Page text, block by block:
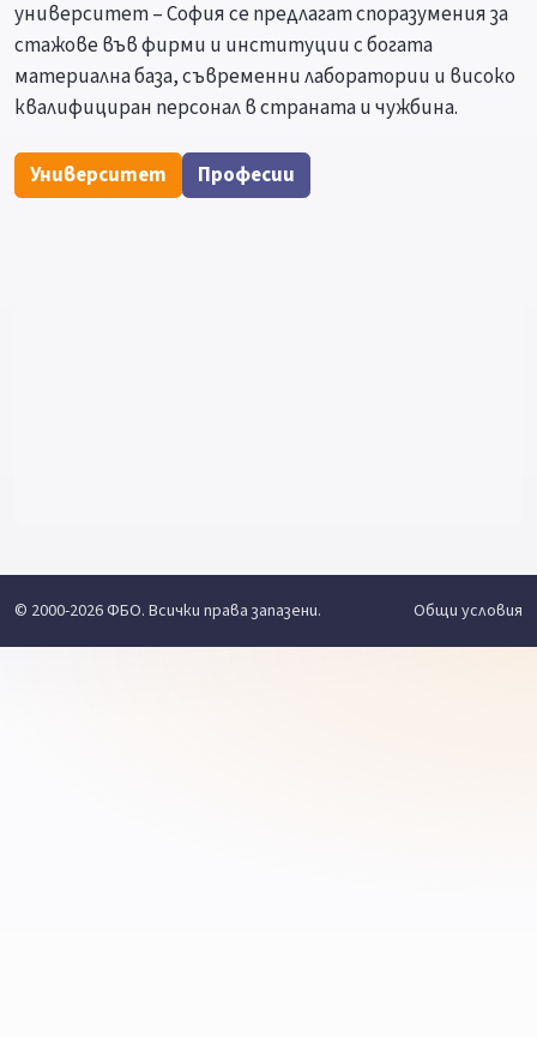
университет – София се предлагат споразумения за
стажове във фирми и институции с богата
материална база, съвременни лаборатории и високо
квалифициран персонал в страната и чужбина.
Университет Професии
© 2000-2026 ФБО. Всички права запазени. Общи условия